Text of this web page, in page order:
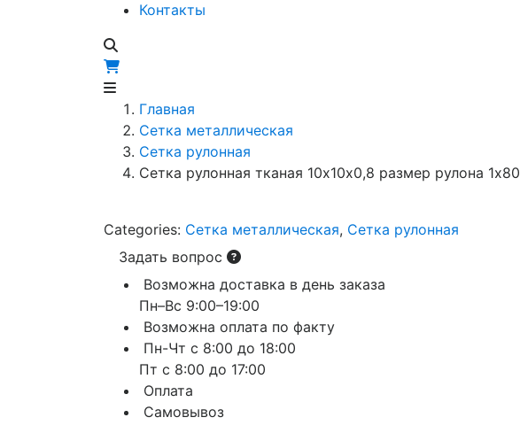
Контакты
Главная
Сетка металлическая
Сетка рулонная
Сетка рулонная тканая 10х10х0,8 размер рулона 1х80
Categories: Сетка металлическая, Сетка рулонная
Задать вопрос
Возможна доставка в день заказа
Пн–Вс 9:00–19:00
Возможна оплата по факту
Пн-Чт с 8:00 до 18:00
Пт с 8:00 до 17:00
Оплата
Самовывоз